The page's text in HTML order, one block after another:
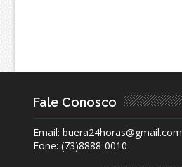
Fale Conosco
Email: buera24horas@gmail.com
Fone: (73)8888-0010